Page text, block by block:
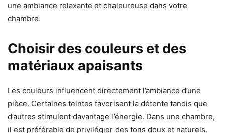
une ambiance relaxante et chaleureuse dans votre
chambre.
Choisir des couleurs et des
matériaux apaisants
Les couleurs influencent directement l’ambiance d’une
pièce. Certaines teintes favorisent la détente tandis que
d’autres stimulent davantage l’énergie. Dans une chambre,
il est préférable de privilégier des tons doux et naturels.